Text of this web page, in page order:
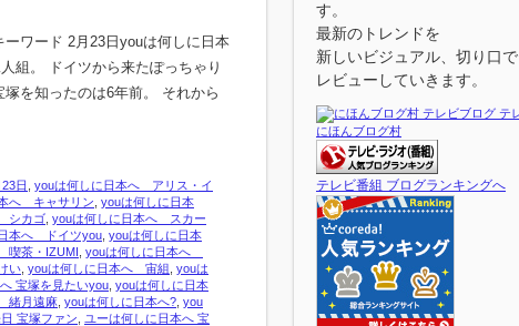
ワード 2月23日youは何しに日本
組。 ドイツから来たぽっちゃり
を知ったのは6年前。 それから
日
youは何しに日本へ アリス・イ
へ キャサリン youは何しに日本
シカゴ youは何しに日本へ スカー
本へ ドイツyou youは何しに日本
喫茶・IZUMI youは何しに日本へ
い youは何しに日本へ 宙組 youは
宝塚を見たいyou youは何しに日本
緒月遠麻 youは何しに日本へ? you
宝塚ファン
ユーは何しに日本へ 宝
す。
最新のトレンドを
新しいビジュアル、切り口で
レビューしていきます。
にほんブログ村
テレビ番組 ブログランキングへ